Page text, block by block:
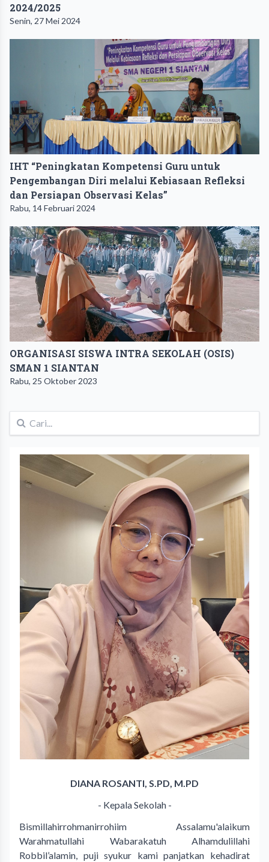
2024/2025
Senin, 27 Mei 2024
IHT “Peningkatan Kompetensi Guru untuk
Pengembangan Diri melalui Kebiasaan Refleksi
dan Persiapan Observasi Kelas”
Rabu, 14 Februari 2024
ORGANISASI SISWA INTRA SEKOLAH (OSIS)
SMAN 1 SIANTAN
Rabu, 25 Oktober 2023
DIANA ROSANTI, S.PD, M.PD
- Kepala Sekolah -
Bismillahirrohmanirrohiim Assalamu'alaikum
Warahmatullahi Wabarakatuh Alhamdulillahi
Robbil’alamin, puji syukur kami panjatkan kehadirat